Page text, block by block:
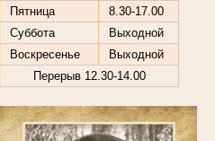
Пятница
8.30-17.00
Суббота
Выходной
Воскресенье
Выходной
Перерыв 12.30-14.00